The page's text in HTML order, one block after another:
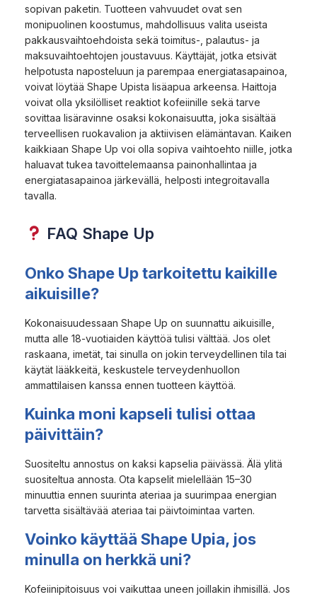
sopivan paketin. Tuotteen vahvuudet ovat sen
monipuolinen koostumus, mahdollisuus valita useista
pakkausvaihtoehdoista sekä toimitus-, palautus- ja
maksuvaihtoehtojen joustavuus. Käyttäjät, jotka etsivät
helpotusta naposteluun ja parempaa energiatasapainoa,
voivat löytää Shape Upista lisäapua arkeensa. Haittoja
voivat olla yksilölliset reaktiot kofeiinille sekä tarve
sovittaa lisäravinne osaksi kokonaisuutta, joka sisältää
terveellisen ruokavalion ja aktiivisen elämäntavan. Kaiken
kaikkiaan Shape Up voi olla sopiva vaihtoehto niille, jotka
haluavat tukea tavoittelemaansa painonhallintaa ja
energiatasapainoa järkevällä, helposti integroitavalla
tavalla.
FAQ Shape Up
Onko Shape Up tarkoitettu kaikille
aikuisille?
Kokonaisuudessaan Shape Up on suunnattu aikuisille,
mutta alle 18-vuotiaiden käyttöä tulisi välttää. Jos olet
raskaana, imetät, tai sinulla on jokin terveydellinen tila tai
käytät lääkkeitä, keskustele terveydenhuollon
ammattilaisen kanssa ennen tuotteen käyttöä.
Kuinka moni kapseli tulisi ottaa
päivittäin?
Suositeltu annostus on kaksi kapselia päivässä. Älä ylitä
suositeltua annosta. Ota kapselit mielellään 15–30
minuuttia ennen suurinta ateriaa ja suurimpaa energian
tarvetta sisältävää ateriaa tai päivtoimintaa varten.
Voinko käyttää Shape Upia, jos
minulla on herkkä uni?
Kofeiinipitoisuus voi vaikuttaa uneen joillakin ihmisillä. Jos